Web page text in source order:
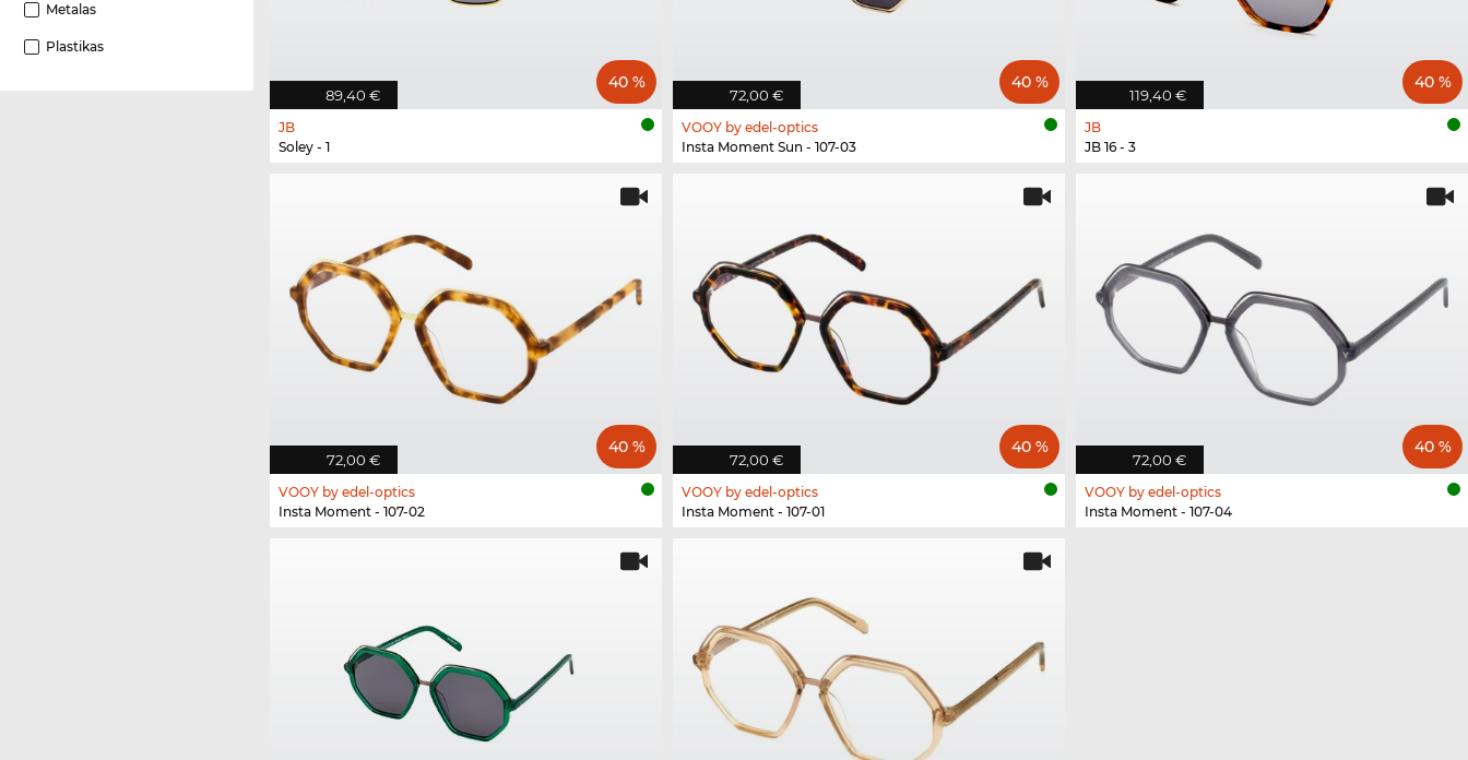
Metalas
Plastikas
89,40 €
40 %
JB
Soley - 1
72,00 €
40 %
VOOY by edel-optics
Insta Moment Sun - 107-03
119,40 €
40 %
JB
JB 16 - 3
72,00 €
40 %
VOOY by edel-optics
Insta Moment - 107-02
72,00 €
40 %
VOOY by edel-optics
Insta Moment - 107-01
72,00 €
40 %
VOOY by edel-optics
Insta Moment - 107-04